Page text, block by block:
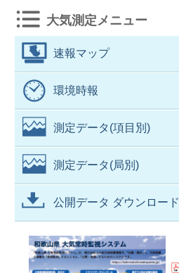
大気測定メニュー
速報マップ
環境時報
測定データ(項目別)
測定データ(局別)
公開データ ダウンロード